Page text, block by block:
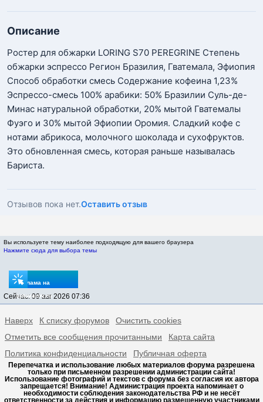
Описание
Ростер для обжарки LORING S70 PEREGRINE Степень
обжарки эспрессо Регион Бразилия, Гватемала, Эфиопия
Способ обработки смесь Содержание кофеина 1,23%
Эспрессо-смесь 100% арабики: 50% Бразилии Суль-де-
Минас натуральной обработки, 20% мытой Гватемалы
Фуэго и 30% мытой Эфиопии Оромия. Сладкий кофе с
нотами абрикоса, молочного шоколада и сухофруктов.
Это обновленная смесь, которая раньше называлась
Бариста.
Отзывов пока нет.Оставить отзыв
Вы используете тему наиболее подходящую для вашего браузера
Нажмите сюда для выбора темы
Реклама на
sptovarov.ru
Сейчас: 09 авг 2026 07:36
Наверх К списку форумов
Очистить cookies
Отметить все сообщения прочитанными
Карта сайта
Политика конфиденциальности
Публичная оферта